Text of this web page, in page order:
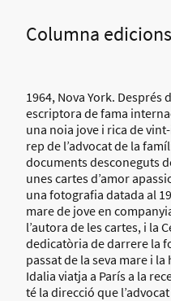
Columna
1964, Nova York. Després
escriptora de fama
una noia jove i rica de
rep de l’advocat de la
documents desconeguts
unes cartes d’amor
una fotografia datada al
mare de jove en
l’autora de les cartes, i la
dedicatòria de darrere la
passat de la seva mare i
Idalia viatja a París a la
té la direcció que